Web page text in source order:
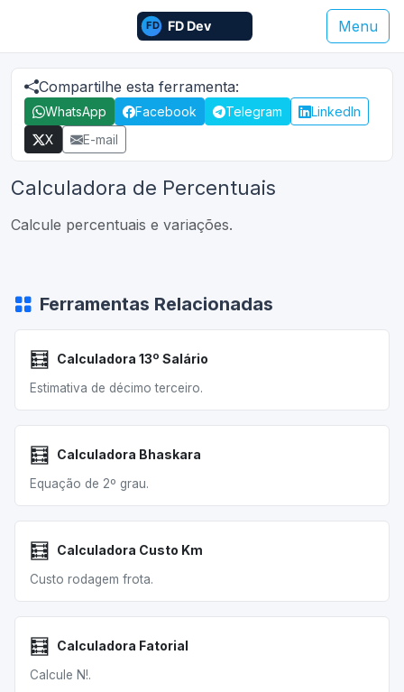
Menu
Compartilhe esta ferramenta:
WhatsApp Facebook Telegram
LinkedIn
X
E-mail
Calculadora de Percentuais
Calcule percentuais e variações.
Ferramentas Relacionadas
🧮 Calculadora 13º Salário
Estimativa de décimo terceiro.
🧮 Calculadora Bhaskara
Equação de 2º grau.
🧮 Calculadora Custo Km
Custo rodagem frota.
🧮 Calculadora Fatorial
Calcule N!.